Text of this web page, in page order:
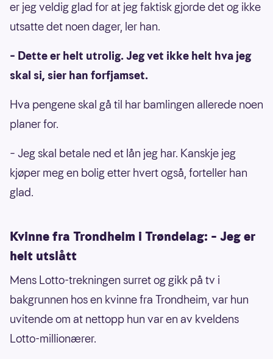
er jeg veldig glad for at jeg faktisk gjorde det og ikke
utsatte det noen dager, ler han.
– Dette er helt utrolig. Jeg vet ikke helt hva jeg
skal si, sier han forfjamset.
Hva pengene skal gå til har bamlingen allerede noen
planer for.
– Jeg skal betale ned et lån jeg har. Kanskje jeg
kjøper meg en bolig etter hvert også, forteller han
glad.
Kvinne fra Trondheim i Trøndelag: – Jeg er
helt utslått
Mens Lotto-trekningen surret og gikk på tv i
bakgrunnen hos en kvinne fra Trondheim, var hun
uvitende om at nettopp hun var en av kveldens
Lotto-millionærer.